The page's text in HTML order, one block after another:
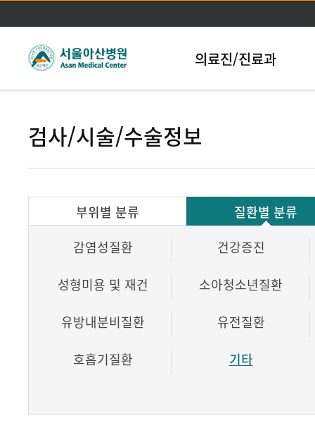
본문바로가기
의료진/진료과
검사/시술/수술정보
부위별 분류
질환별 분류
감염성질환
건강증진
성형미용 및 재건
소아청소년질환
유방내분비질환
유전질환
호흡기질환
기타